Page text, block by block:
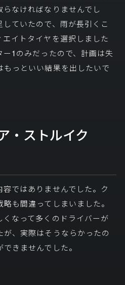
なければなりませんでし
ていたので、雨が長引くこ
エイトタイヤを選択しました
1のみだったので、計画は失
もっといい結果を出したいで
・ストルイク
ではありませんでした。ク
も間違ってしまいました。
なって多くのドライバーが
が、実際はそうならかったの
きませんでした。